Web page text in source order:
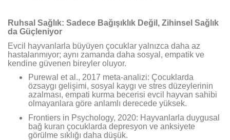
Ruhsal Sağlık: Sadece Bağışıklık Değil, Zihinsel Sağlık
da Güçleniyor
Evcil hayvanlarla büyüyen çocuklar yalnızca daha az
hastalanmıyor; aynı zamanda daha sosyal, empatik ve
kendine güvenen bireyler oluyor.
Purewal et al., 2017 meta-analizi: Çocuklarda
özsaygı gelişimi, sosyal kaygı ve stres düzeylerinin
azalması, empati kurma becerisi evcil hayvan sahibi
olmayanlara göre anlamlı derecede yüksek.
Frontiers in Psychology, 2020: Hayvanlarla duygusal
bağ kuran çocuklarda depresyon ve anksiyete
görülme sıklığı daha düşük.